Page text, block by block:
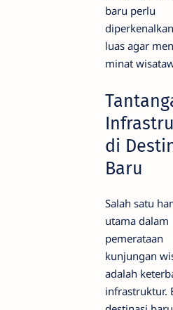
baru perlu
luas agar
minat
di
Baru
Salah satu
utama dalam
pemerataan
kunjungan
adalah
infrastruktur.